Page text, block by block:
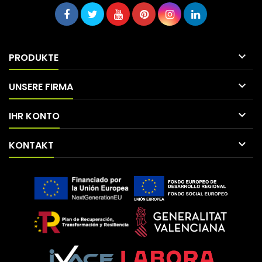
PRODUKTE 
UNSERE FIRMA 
IHR KONTO 
KONTAKT 